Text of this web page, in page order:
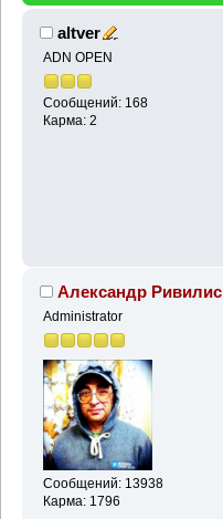
altver
ADN OPEN
Сообщений: 168
Карма: 2
Александр Ривилис
Administrator
Сообщений: 13938
Карма: 1796